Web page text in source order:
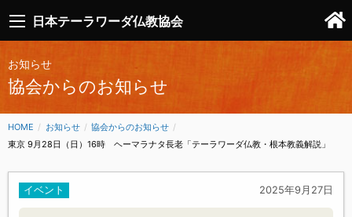
日本テーラワーダ仏教協会
お知らせ
協会からのお知らせ
HOME お知らせ
協会からのお知らせ
CURRENT:
東京 9月28日（日）16時 ヘーマラナタ長老「テーラワーダ仏教・根本教義解説」
イベント 2025年9月27日